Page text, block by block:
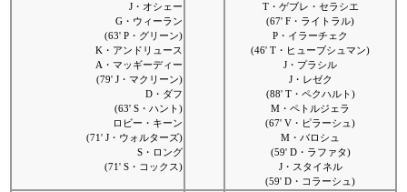
J・オシェー
G・ウィーラン
(63' P・グリーン)
K・アンドリュース
A・マッギーディー
(79' J・マクリーン)
D・ダフ
(63' S・ハント)
ロビー・キーン
(71' J・ウォルターズ)
S・ロング
(71' S・コックス)
T・ゲブレ・セラシエ
(67' F・ライトラル)
P・イラーチェク
(46' T・ヒューブシュマン)
J・プラシル
J・レゼク
(88' T・ペクハルト)
M・ペトルジェラ
(67' V・ピラーシュ)
M・バロシュ
(59' D・ラファタ)
J・スタイネル
(59' D・コラーシュ)